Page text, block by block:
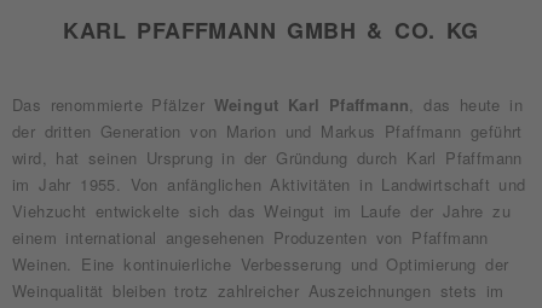
KARL PFAFFMANN GMBH & CO. KG
Das renommierte Pfälzer Weingut Karl Pfaffmann
, das heute in
der dritten Generation von Marion und Markus Pfaffmann geführt
wird, hat seinen Ursprung in der Gründung durch Karl Pfaffmann
im Jahr 1955. Von anfänglichen Aktivitäten in Landwirtschaft und
Viehzucht entwickelte sich das Weingut im Laufe der Jahre zu
einem international angesehenen Produzenten von Pfaffmann
Weinen. Eine kontinuierliche Verbesserung und Optimierung der
Weinqualität bleiben trotz zahlreicher Auszeichnungen stets im